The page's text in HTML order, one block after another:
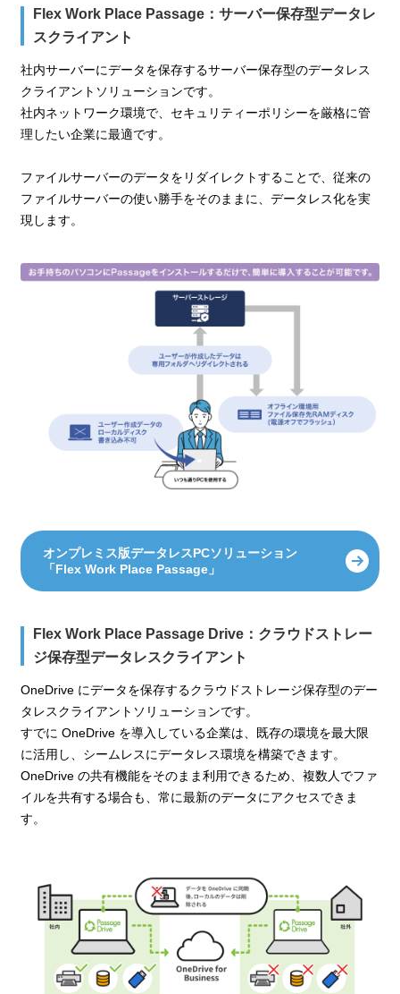
Flex Work Place Passage：サーバー保存型データレ
スクライアント
社内サーバーにデータを保存するサーバー保存型のデータレス
クライアントソリューションです。
社内ネットワーク環境で、セキュリティーポリシーを厳格に管
理したい企業に最適です。
ファイルサーバーのデータをリダイレクトすることで、従来の
ファイルサーバーの使い勝手をそのままに、データレス化を実
現します。
オンプレミス版データレスPCソリューション
「Flex Work Place Passage」
Flex Work Place Passage Drive：クラウドストレー
ジ保存型データレスクライアント
OneDrive にデータを保存するクラウドストレージ保存型のデー
タレスクライアントソリューションです。
すでに OneDrive を導入している企業は、既存の環境を最大限
に活用し、シームレスにデータレス環境を構築できます。
OneDrive の共有機能をそのまま利用できるため、複数人でファ
イルを共有する場合も、常に最新のデータにアクセスできま
す。